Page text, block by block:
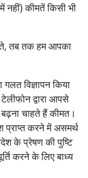
कीमतें किसी भी
तब तक हम आपका
विज्ञापन किया
द्वारा आपसे
चाहते हैं कीमत।
करने में असमर्थ
के प्रेषण की पुष्टि
करने के लिए बाध्य